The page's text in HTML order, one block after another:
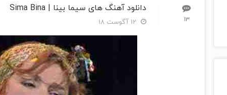
13
دانلود آهنگ های سیما بینا | Sima Bina